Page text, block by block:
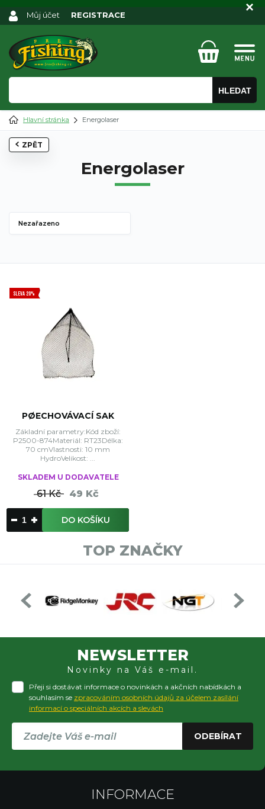
HLEDAT
Můj účet REGISTRACE
Hlavní stránka Energolaser
ZPĚT
Energolaser
Nezařazeno
SLEVA 20%
PØECHOVÁVACÍ SAK
Základní parametry:Kód zboží:
P2500-874Materiál: RT23Délka:
70 cmVlastnosti: 10 mm
HydroVelikost: ...
SKLADEM U DODAVATELE
61 Kč 49 Kč
DO KOŠÍKU
TOP ZNAČKY
NEWSLETTER
Novinky na Váš e-mail.
Přeji si dostávat informace o novinkách a akčních nabídkách a
souhlasím se zpracováním osobních údajů za účelem zasílání
informací o speciálních akcích a slevách
ODEBÍRAT
INFORMACE